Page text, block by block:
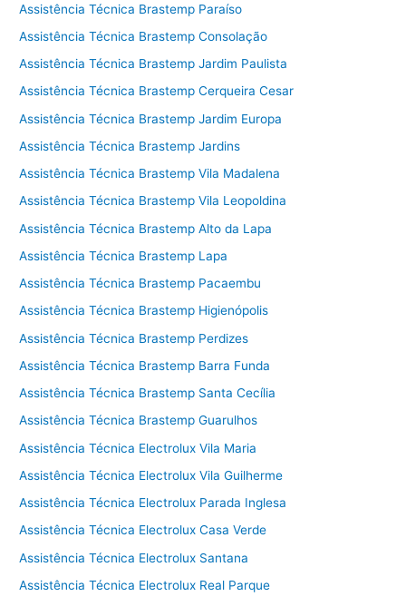
Assistência Técnica Brastemp Paraíso
Assistência Técnica Brastemp Consolação
Assistência Técnica Brastemp Jardim Paulista
Assistência Técnica Brastemp Cerqueira Cesar
Assistência Técnica Brastemp Jardim Europa
Assistência Técnica Brastemp Jardins
Assistência Técnica Brastemp Vila Madalena
Assistência Técnica Brastemp Vila Leopoldina
Assistência Técnica Brastemp Alto da Lapa
Assistência Técnica Brastemp Lapa
Assistência Técnica Brastemp Pacaembu
Assistência Técnica Brastemp Higienópolis
Assistência Técnica Brastemp Perdizes
Assistência Técnica Brastemp Barra Funda
Assistência Técnica Brastemp Santa Cecília
Assistência Técnica Brastemp Guarulhos
Assistência Técnica Electrolux Vila Maria
Assistência Técnica Electrolux Vila Guilherme
Assistência Técnica Electrolux Parada Inglesa
Assistência Técnica Electrolux Casa Verde
Assistência Técnica Electrolux Santana
Assistência Técnica Electrolux Real Parque